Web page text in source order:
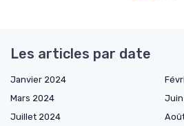
Les articles par date
Janvier 2024
Mars 2024
Juillet 2024